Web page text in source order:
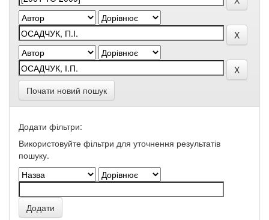
Почати новий пошук
Додати фільтри:
Використовуйте фільтри для уточнення результатів
пошуку.